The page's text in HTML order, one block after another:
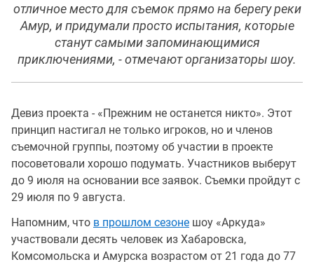
отличное место для съемок прямо на берегу реки
Амур, и придумали просто испытания, которые
станут самыми запоминающимися
приключениями, - отмечают организаторы шоу.
Девиз проекта - «Прежним не останется никто». Этот
принцип настигал не только игроков, но и членов
съемочной группы, поэтому об участии в проекте
посоветовали хорошо подумать. Участников выберут
до 9 июля на основании все заявок. Съемки пройдут с
29 июля по 9 августа.
Напомним, что в прошлом сезоне шоу «Аркуда»
участвовали десять человек из Хабаровска,
Комсомольска и Амурска возрастом от 21 года до 77